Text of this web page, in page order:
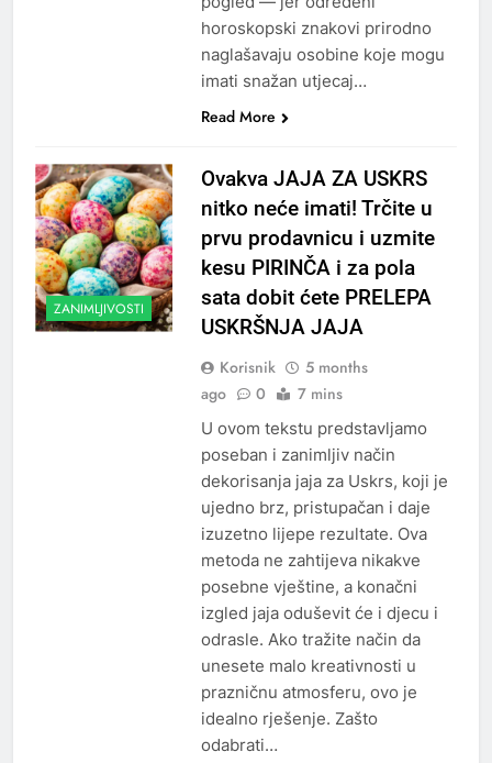
horoskopski znakovi prirodno
naglašavaju osobine koje mogu
imati snažan utjecaj…
Read More
ZANIMLJIVOSTI
Ovakva JAJA ZA USKRS
nitko neće imati! Trčite u
prvu prodavnicu i uzmite
kesu PIRINČA i za pola
sata dobit ćete PRELEPA
USKRŠNJA JAJA
Korisnik
5 months
ago
0 7 mins
U ovom tekstu predstavljamo
poseban i zanimljiv način
dekorisanja jaja za Uskrs, koji je
ujedno brz, pristupačan i daje
izuzetno lijepe rezultate. Ova
metoda ne zahtijeva nikakve
posebne vještine, a konačni
izgled jaja oduševit će i djecu i
odrasle. Ako tražite način da
unesete malo kreativnosti u
prazničnu atmosferu, ovo je
idealno rješenje. Zašto
odabrati…